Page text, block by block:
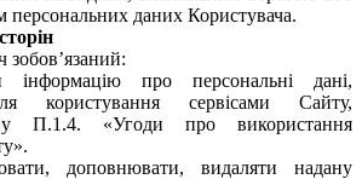
персональних даних Користувача.
зобов’язаний:
інформацію про персональні дані,
користування сервісами Сайту,
у П.1.4. «Угоди про використання
доповнювати, видаляти надану